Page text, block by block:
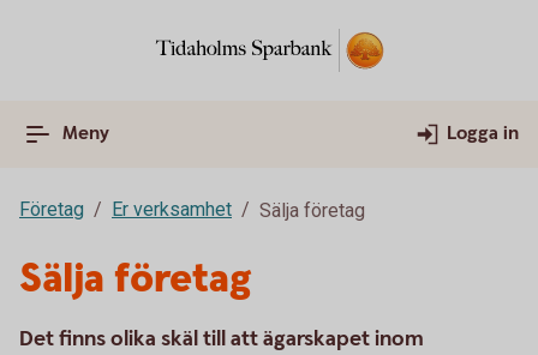
Meny Logga in
Företag Er verksamhet Sälja företag
Sälja företag
Det finns olika skäl till att ägarskapet inom